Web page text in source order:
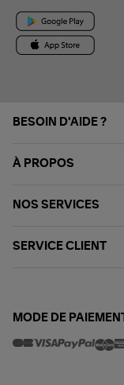
BESOIN D'AIDE ?
À PROPOS
NOS SERVICES
SERVICE CLIENT
MODE DE